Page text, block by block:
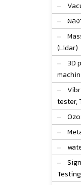
ผลง
(Lidar)
3D
tester,
Testing